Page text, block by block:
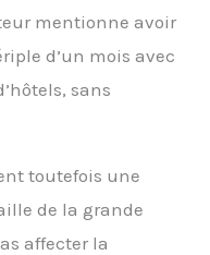
mentionne avoir
d’un mois avec
sans
toutefois une
de la grande
affecter la